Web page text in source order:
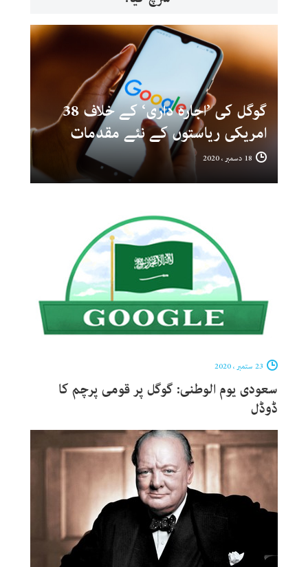
گوگل کی ’اجارہ داری‘ کے خلاف 38
امریکی ریاستوں کے نئے مقدمات
سعودی یوم الوطنی: گوگل پر قومی پرچم کا
ڈوڈل